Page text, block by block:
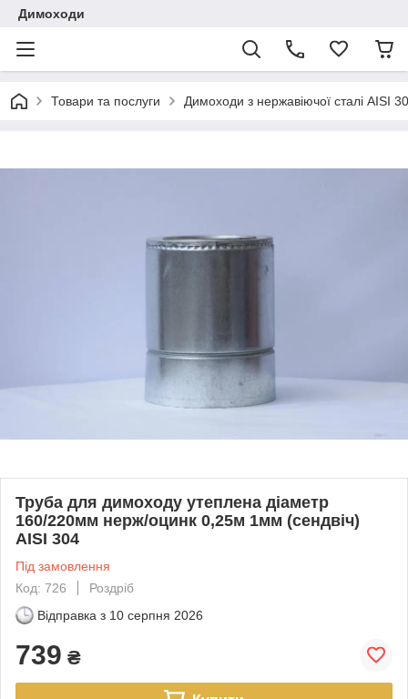
Димоходи
Товари та послуги Димоходи з нержавіючої сталі
Труба для димоходу утеплена діаметр
160/220мм нерж/оцинк 0,25м 1мм (сендвіч)
AISI 304
Під замовлення
Код: 726
Роздріб
Відправка з 10 серпня 2026
739 ₴